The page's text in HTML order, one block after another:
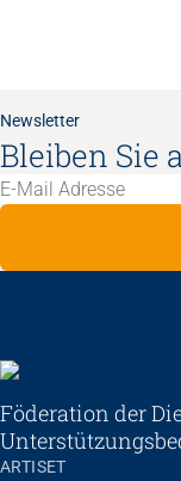
Newsletter
Bleiben Sie
ARTISET
Föderation der
ARTISET